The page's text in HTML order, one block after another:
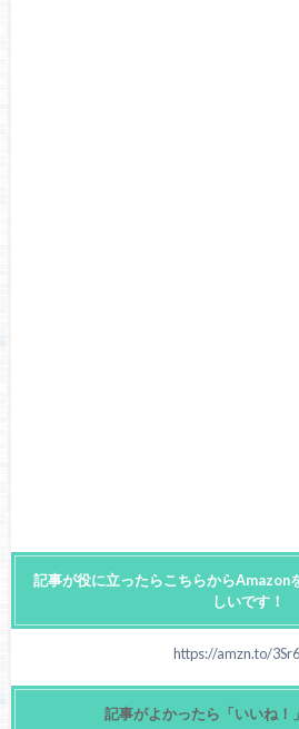
記事が役に立ったらこちらからAmazon
しいです！
https://amzn.to/
記事がよかったら「いいね！